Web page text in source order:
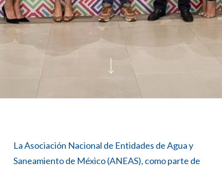
La Asociación Nacional de Entidades de Agua y
Saneamiento de México (ANEAS), como parte de